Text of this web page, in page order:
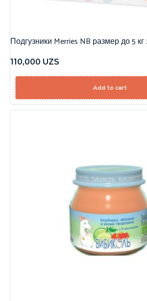
Подгузники Merries NB размер до 5
110,000 UZS
Add to cart